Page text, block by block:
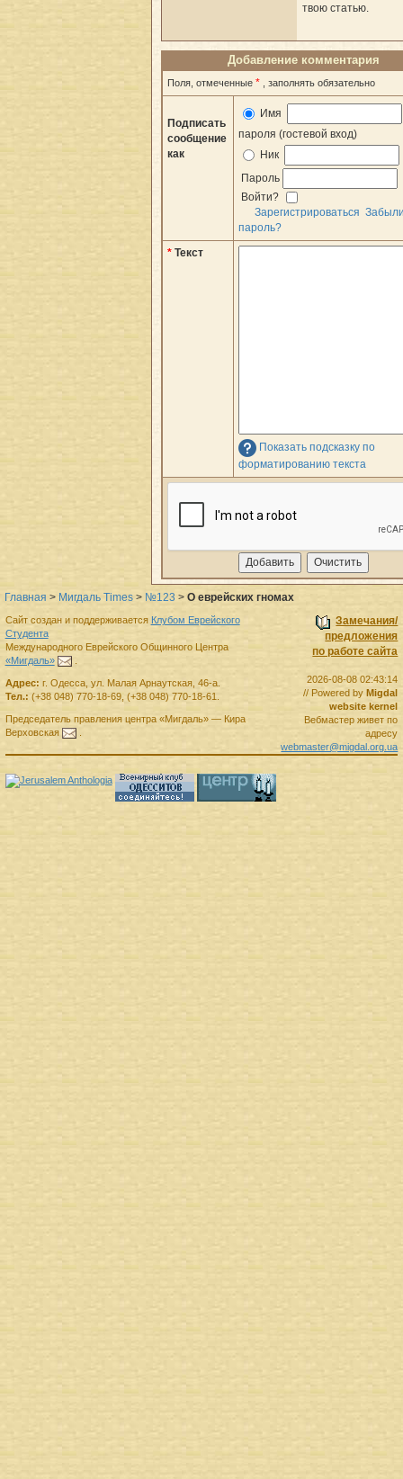
твою статью.
Добавление комментария
Поля, отмеченные * , заполнять обязательно
Подписать
сообщение
как
Имя
пароля (гостевой вход)
Ник
Пароль
Войти?
Зарегистрироваться
пароль?
* Текст
Показать подсказку по
форматированию текста
Главная > Мигдаль Times > №123 > О еврейских гномах
Замечания/
предложения
по работе сайта
2026-08-08 02:43:14
// Powered byMigdal
website kernel
Вебмастер живет по
адресу
webmaster@migdal.org.ua
Сайт создан и поддерживается Клубом Еврейского
Студента
Международного Еврейского Общинного Центра
«Мигдаль»
.
Адрес: г. Одесса, ул. Малая Арнаутская, 46-а.
Тел.: (+38 048) 770-18-69, (+38 048) 770-18-61
Председатель правленияцентра «Мигдаль»— Кира
Верховская
.